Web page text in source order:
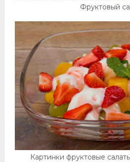
Фруктовый
Картинки фруктовые
Выпечка
Десерт
Напитки
Дизайн комнаты